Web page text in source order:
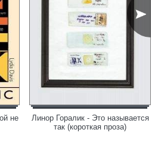
не
Линор Горалик - Это называется
так (короткая проза)